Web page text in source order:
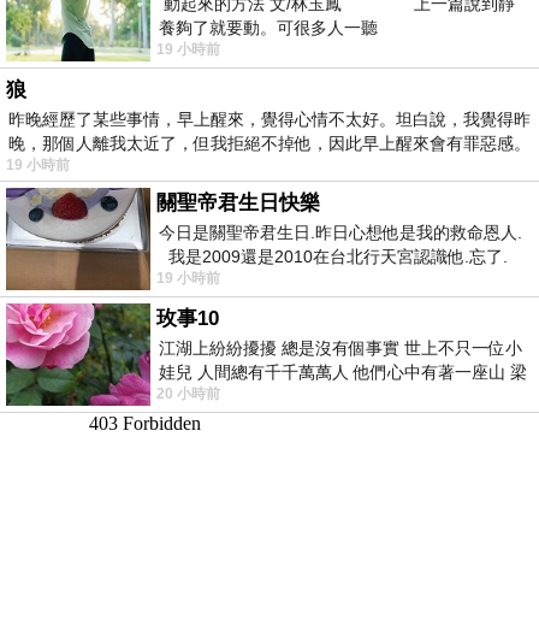
動起來的方法 文/林玉鳳 上一篇說到靜
養夠了就要動。可很多人一聽
19 小時前
狼
昨晚經歷了某些事情，早上醒來，覺得心情不太好。坦白說，我覺得昨
晚，那個人離我太近了，但我拒絕不掉他，因此早上醒來會有罪惡感。
19 小時前
關聖帝君生日快樂
今日是關聖帝君生日.昨日心想他是我的救命恩人.
我是2009還是2010在台北行天宮認識他.忘了.
一個奇摩交友的網友學
19 小時前
玫事10
江湖上紛紛擾擾 總是沒有個事實 世上不只一位小
娃兒 人間總有千千萬萬人 他們心中有著一座山 梁
山佛山泰華衡恆嵩 一山之高
20 小時前